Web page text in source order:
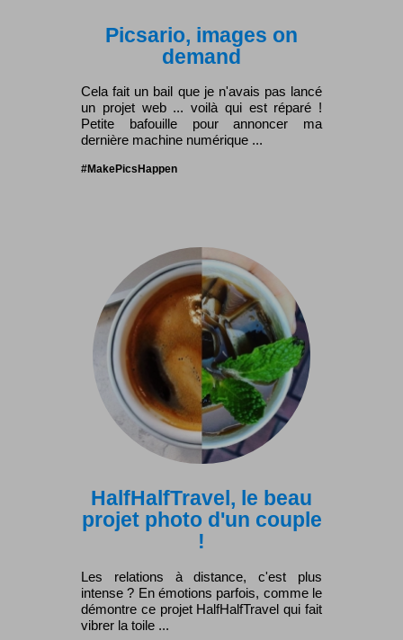
Picsario, images on
demand
Cela fait un bail que je n'avais pas lancé
un projet web ... voilà qui est réparé !
Petite bafouille pour annoncer ma
dernière machine numérique ...
#MakePicsHappen
HalfHalfTravel, le beau
projet photo d'un couple
!
Les relations à distance, c'est plus
intense ? En émotions parfois, comme le
démontre ce projet HalfHalfTravel qui fait
vibrer la toile ...